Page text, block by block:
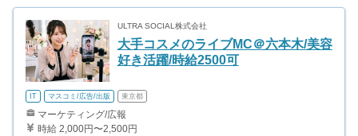
ULTRA SOCIAL株式会社
大手コスメのライブMC＠六本木/美容
好き活躍/時給2500可
IT マスコミ/広告/出版 東京都
マーケティング/広報
時給 2,000円〜2,500円